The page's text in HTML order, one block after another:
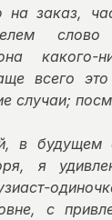
заказ,
какого-
всего
случаи;
в будущем
я
с